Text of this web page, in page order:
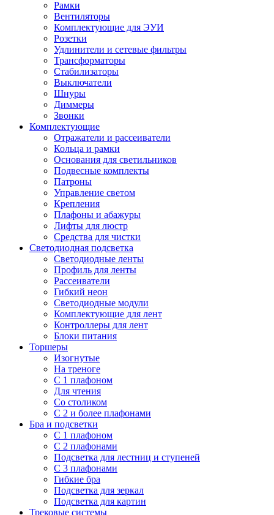
Рамки
Вентиляторы
Комплектующие для ЭУИ
Розетки
Удлинители и сетевые фильтры
Трансформаторы
Стабилизаторы
Выключатели
Шнуры
Диммеры
Звонки
Комплектующие
Отражатели и рассеиватели
Кольца и рамки
Основания для светильников
Подвесные комплекты
Патроны
Управление светом
Крепления
Плафоны и абажуры
Лифты для люстр
Средства для чистки
Светодиодная подсветка
Светодиодные ленты
Профиль для ленты
Рассеиватели
Гибкий неон
Светодиодные модули
Комплектующие для лент
Контроллеры для лент
Блоки питания
Торшеры
Изогнутые
На треноге
С 1 плафоном
Для чтения
Со столиком
С 2 и более плафонами
Бра и подсветки
С 1 плафоном
С 2 плафонами
Подсветка для лестниц и ступеней
С 3 плафонами
Гибкие бра
Подсветка для зеркал
Подсветка для картин
Трековые системы